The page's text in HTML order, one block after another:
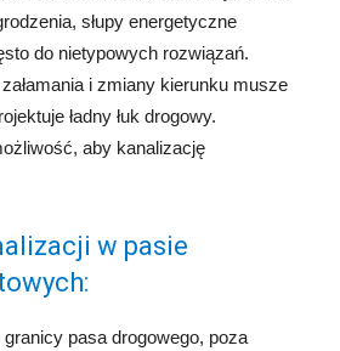
słupy energetyczne
do nietypowych rozwiązań.
i zmiany kierunku musze
ładny łuk drogowy.
aby kanalizację
w pasie
pasa drogowego, poza